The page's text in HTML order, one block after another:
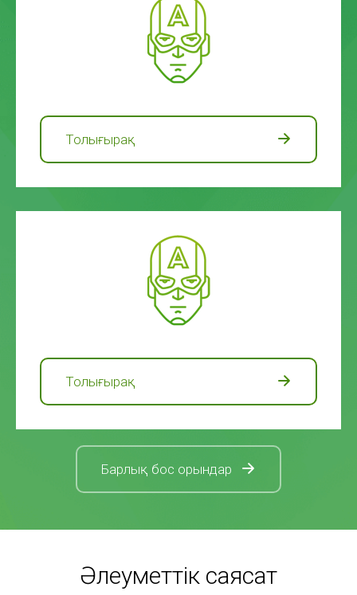
Толығырақ
Толығырақ
Барлық бос орындар
Әлеуметтік саясат